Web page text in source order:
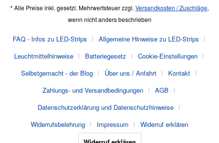
* Alle Preise inkl. gesetzl. Mehrwertsteuer zzgl. Versandkosten / Zuschläge,
wenn nicht anders beschrieben
FAQ - Infos zu LED-Strips
Allgemeine Hinweise zu LED-Strips
Leuchtmittelhinweise
Batteriegesetz
Cookie-Einstellungen
Selbstgemacht - der Blog
Über uns / Anfahrt
Kontakt
Zahlungs- und Versandbedingungen
AGB
Datenschutzerklärung und Datenschutzhinweise
Widerrufsbelehrung
Impressum
Widerruf erklären